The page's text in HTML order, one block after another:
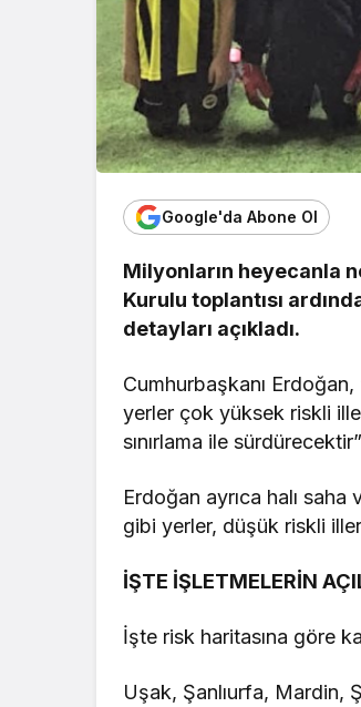
Google'da Abone Ol
Milyonların heyecanla
Kurulu toplantısı
detayları açıkladı.
Cumhurbaşkanı
yerler çok yüksek riskli
sınırlama ile
Erdoğan ayrıca halı
gibi yerler, düşük riskli
İŞTE İŞLETMELERİN
İşte risk haritasına göre
Uşak, Şanlıurfa, Mardin,